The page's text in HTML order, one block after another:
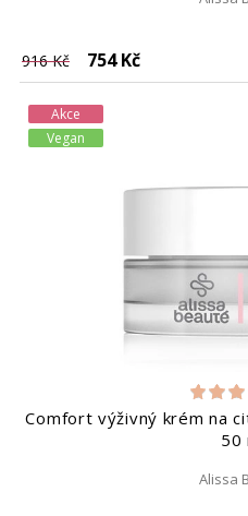
916 Kč 754 Kč
Akce
Vegan
Comfort výživný krém na
50
Alissa